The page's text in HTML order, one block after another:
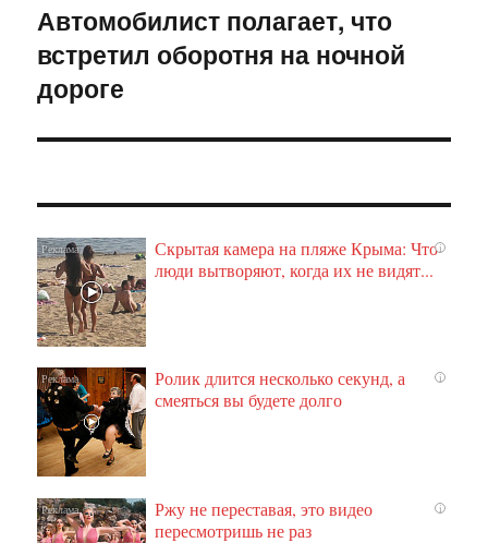
Следующая
запись:
Автомобилист полагает, что
встретил оборотня на ночной
дороге
i
Скрытая камера на пляже Крыма: Что
люди вытворяют, когда их не видят...
i
Ролик длится несколько секунд, а
смеяться вы будете долго
i
Ржу не переставая, это видео
пересмотришь не раз